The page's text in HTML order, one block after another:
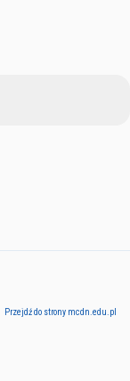
Przejdź do strony mcdn.edu.pl